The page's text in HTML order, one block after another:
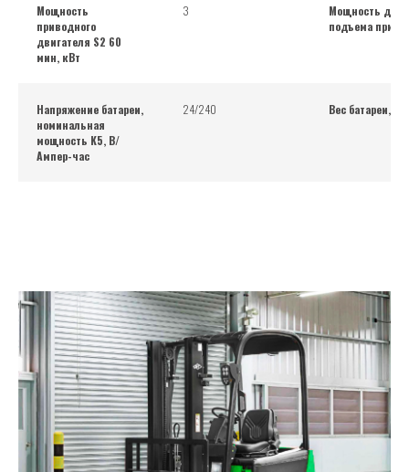
Мощность
приводного
двигателя S2 60
мин, кВт
3
Мощность
подъема при
Напряжение батареи,
номинальная
мощность K5, В/
Ампер-час
24/240 Вес батареи, кг